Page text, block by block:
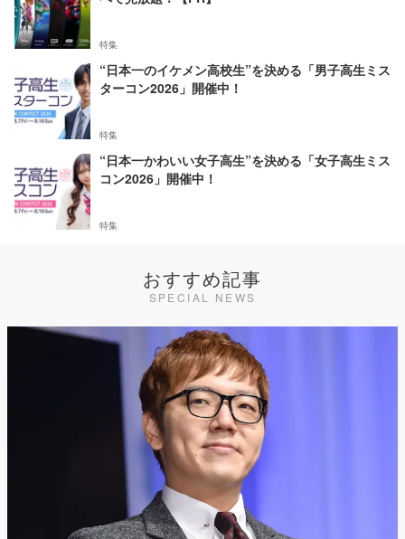
特集
“日本一のイケメン高校生”を決める「男子高生ミス
ターコン2026」開催中！
特集
“日本一かわいい女子高生”を決める「女子高生ミス
コン2026」開催中！
特集
おすすめ記事
SPECIAL NEWS